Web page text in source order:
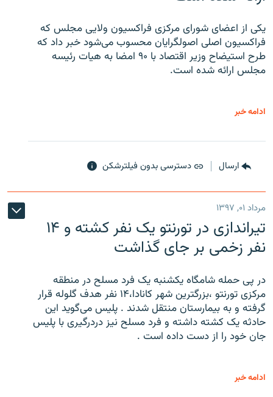
یکی از اعضای شورای مرکزی فراکسیون ولایی مجلس که
فراکسیون اصلی اصولگرایان محسوب می‌شود خبر داد که
طرح استیضاح وزیر اقتصاد با ۹۰ امضا به هیات رئیسه
مجلس ارائه شده است.
ادامه خبر
ارسال دسترسی بدون فیلترشکن
مرداد ۰۱, ۱۳۹۷
تیراندازی در تورنتو یک نفر کشته و ۱۴
نفر زخمی بر جای گذاشت
در پی حمله شامگاه یکشنبه یک فرد مسلح در منطقه
مرکزی تورنتو ،‌بزرگترین شهر کانادا،۱۴ نفر هدف گلوله قرار
گرفته و به بیمارستان منتقل شدند . پلیس می‌گوید این
حادثه یک کشته داشته و فرد مسلح نیز دردرگیری با پلیس
جان خود را از دست داده است .
ادامه خبر